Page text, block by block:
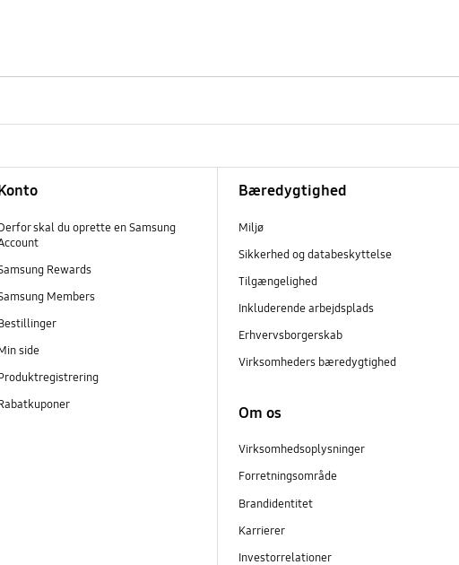
skal du oprette en Samsung
Rewards
Members
side
Bæredygtighed
Miljø
Sikkerhed og databeskyttelse
Tilgængelighed
Inkluderende arbejdsplads
Erhvervsborgerskab
Virksomheders bæredygtighed
Om os
Virksomhedsoplysninger
Forretningsområde
Brandidentitet
Karrierer
Investorrelationer